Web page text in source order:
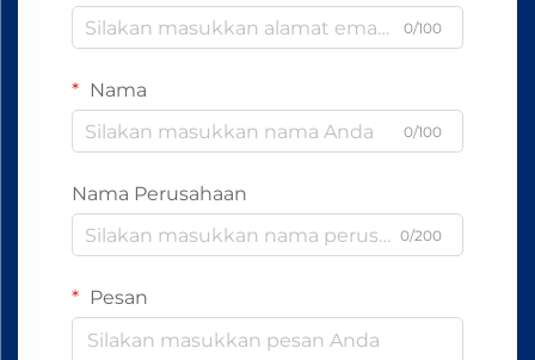
0/100
Nama
0/100
Nama Perusahaan
0/200
Pesan